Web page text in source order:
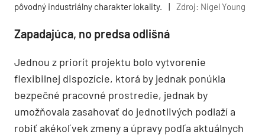
pôvodný industriálny charakter lokality.
| Zdroj: Nigel Young
Zapadajúca, no predsa odlišná
Jednou z priorít projektu bolo vytvorenie
flexibilnej dispozície, ktorá by jednak ponúkla
bezpečné pracovné prostredie, jednak by
umožňovala zasahovať do jednotlivých podlaží a
robiť akékoľvek zmeny a úpravy podľa aktuálnych